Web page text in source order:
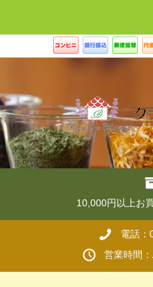
10,000円以上お
電話：
営業時間